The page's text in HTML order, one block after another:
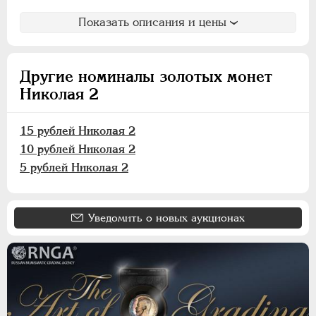
Показать описания и цены
Другие номиналы золотых монет
Николая 2
15 рублей Николая 2
10 рублей Николая 2
5 рублей Николая 2
Уведомить о новых аукционах
ВРЕМЕННОЕ ПРАВ. 1917-1918
ИНОСТРАННЫЕ